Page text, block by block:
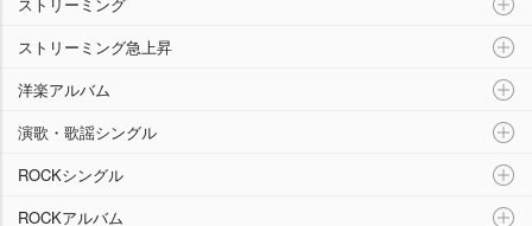
ストリーミング急上昇
洋楽アルバム
演歌・歌謡シングル
ROCKシングル
ROCKアルバム